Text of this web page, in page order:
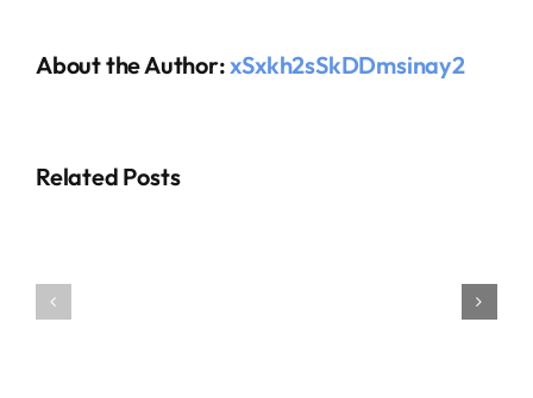
About the Author:xSxkh2sSkDDmsinay2
Related Posts